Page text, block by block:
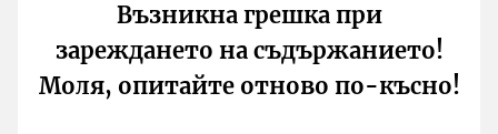
Възникна грешка при
зареждането на съдържанието!
Моля, опитайте отново по-късно!